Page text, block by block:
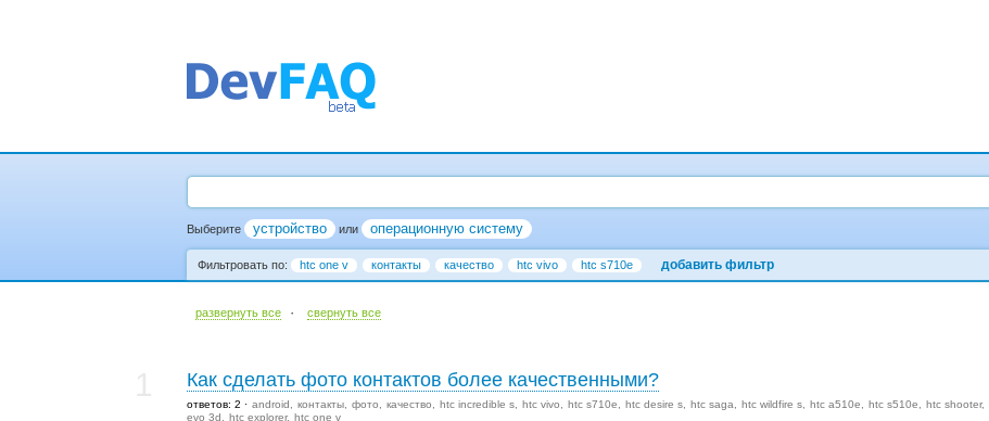
Выберите устройство или операционную систему
Фильтровать по: htc one v контакты качество htc vivo htc s710e добавить фильтр
развернуть все · cвернуть все
Как сделать фото контактов более качественными?
ответов: 2 android контакты фото качество htc incredible s htc vivo htc s710e htc desire s htc saga htc wildfire s htc a510e htc s510e htc shooter
evo 3d
htc explorer htc one v